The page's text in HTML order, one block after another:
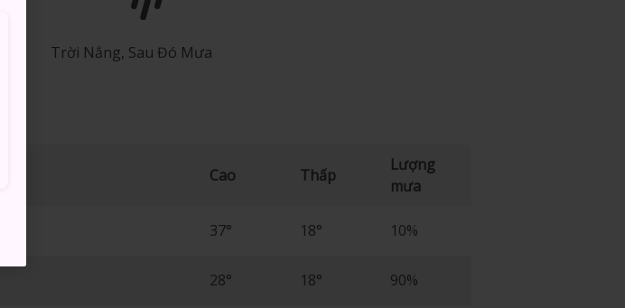
Trời Nắng, Sau Đó Mưa
Cao Thấp
Lượng
mưa
37° 18° 10%
28° 18° 90%